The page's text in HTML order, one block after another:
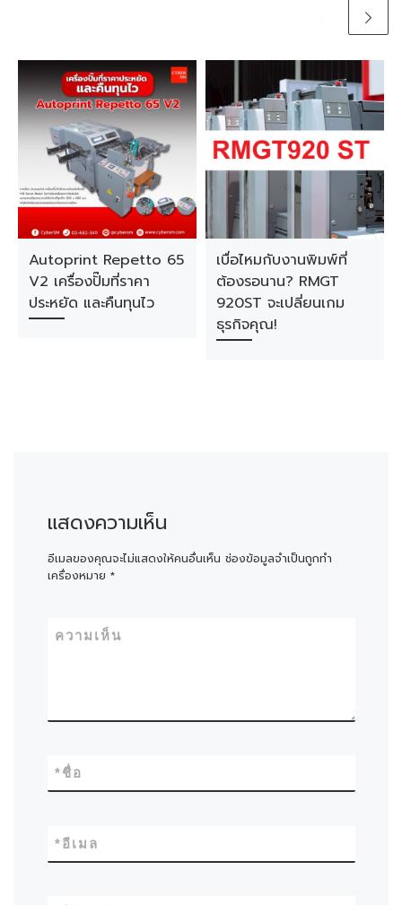
Autoprint Repetto 65
V2 เครื่องปั๊มที่ราคา
ประหยัด และคืนทุนไว
เบื่อไหมกับงานพิมพ์ที่
ต้องรอนาน? RMGT
920ST จะเปลี่ยนเกม
ธุรกิจคุณ!
แสดงความเห็น
อีเมลของคุณจะไม่แสดงให้คนอื่นเห็น ช่องข้อมูลจำเป็นถูกทำ
เครื่องหมาย *
ความเห็น
ชื่อ
*
อีเมล
*